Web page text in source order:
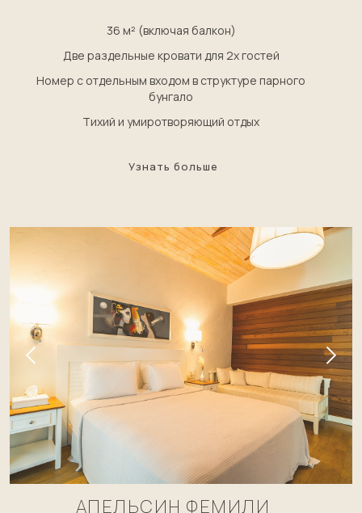
36 м² (включая балкон)
Две раздельные кровати для 2х гостей
Номер с отдельным входом в структуре парного
бунгало
Тихий и умиротворяющий отдых
Узнать больше
АПЕЛЬСИН ФЕМИЛИ